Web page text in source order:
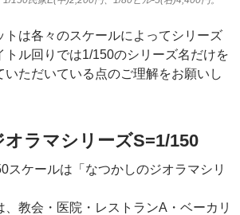
トは各々のスケールによってシリーズ
トル回りでは1/150のシリーズ名だけを
いただいている点のご理解をお願いし
ラマシリーズS=1/150
スケールは「なつかしのジオラマシリ
、教会・医院・レストランA・ベーカリ